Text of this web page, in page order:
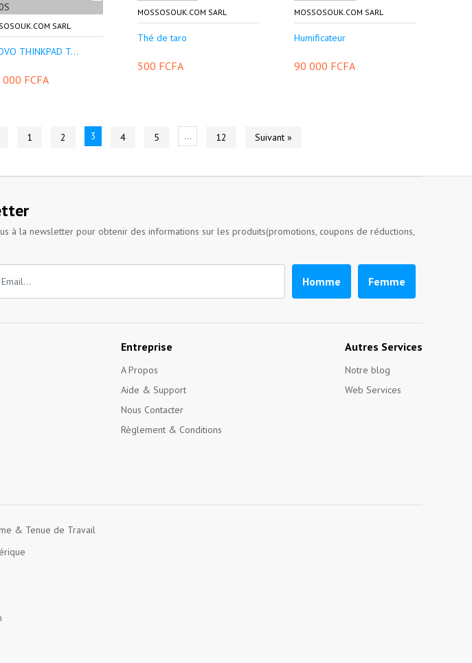
SARL
THINKPAD T...
FCFA
MOSSOSOUK.COM SARL
Thé de taro
500 FCFA
MOSSOSOUK.COM SARL
Humificateur
90 000 FCFA
1 2 3 4 5 … 12 Suivant »
à la newsletter pour obtenir des informations sur les produits(promotions, coupons de réductions,
Homme Femme
Entreprise
A Propos
Aide & Support
Nous Contacter
Règlement & Conditions
Autres Services
Notre blog
Web Services
& Tenue de Travail